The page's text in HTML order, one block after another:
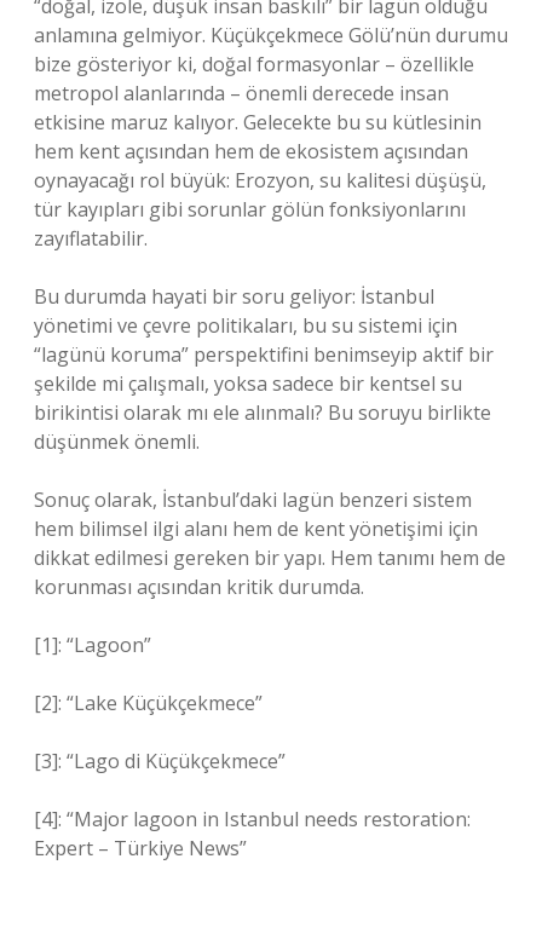
“doğal, izole, düşük insan baskılı” bir lagün olduğu
anlamına gelmiyor. Küçükçekmece Gölü’nün durumu
bize gösteriyor ki, doğal formasyonlar – özellikle
metropol alanlarında – önemli derecede insan
etkisine maruz kalıyor. Gelecekte bu su kütlesinin
hem kent açısından hem de ekosistem açısından
oynayacağı rol büyük: Erozyon, su kalitesi düşüşü,
tür kayıpları gibi sorunlar gölün fonksiyonlarını
zayıflatabilir.
Bu durumda hayati bir soru geliyor: İstanbul
yönetimi ve çevre politikaları, bu su sistemi için
“lagünü koruma” perspektifini benimseyip aktif bir
şekilde mi çalışmalı, yoksa sadece bir kentsel su
birikintisi olarak mı ele alınmalı? Bu soruyu birlikte
düşünmek önemli.
Sonuç olarak, İstanbul’daki lagün benzeri sistem
hem bilimsel ilgi alanı hem de kent yönetişimi için
dikkat edilmesi gereken bir yapı. Hem tanımı hem de
korunması açısından kritik durumda.
[1]: “Lagoon”
[2]: “Lake Küçükçekmece”
[3]: “Lago di Küçükçekmece”
[4]: “Major lagoon in Istanbul needs restoration:
Expert – Türkiye News”